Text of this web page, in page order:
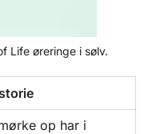
Life øreringe i sølv.
op har i